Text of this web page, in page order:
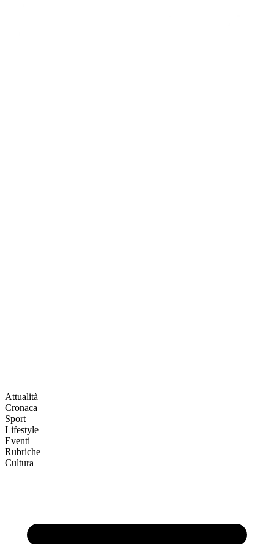
Attualità
Cronaca
Sport
Lifestyle
Eventi
Rubriche
Cultura